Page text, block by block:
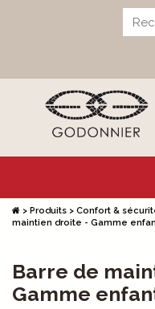
> Produits > Confort &
maintien droite - Gamme
Barre de
Gamme